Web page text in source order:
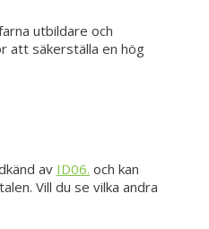
utbildare och
att säkerställa en hög
av ID06. och kan
Vill du se vilka andra